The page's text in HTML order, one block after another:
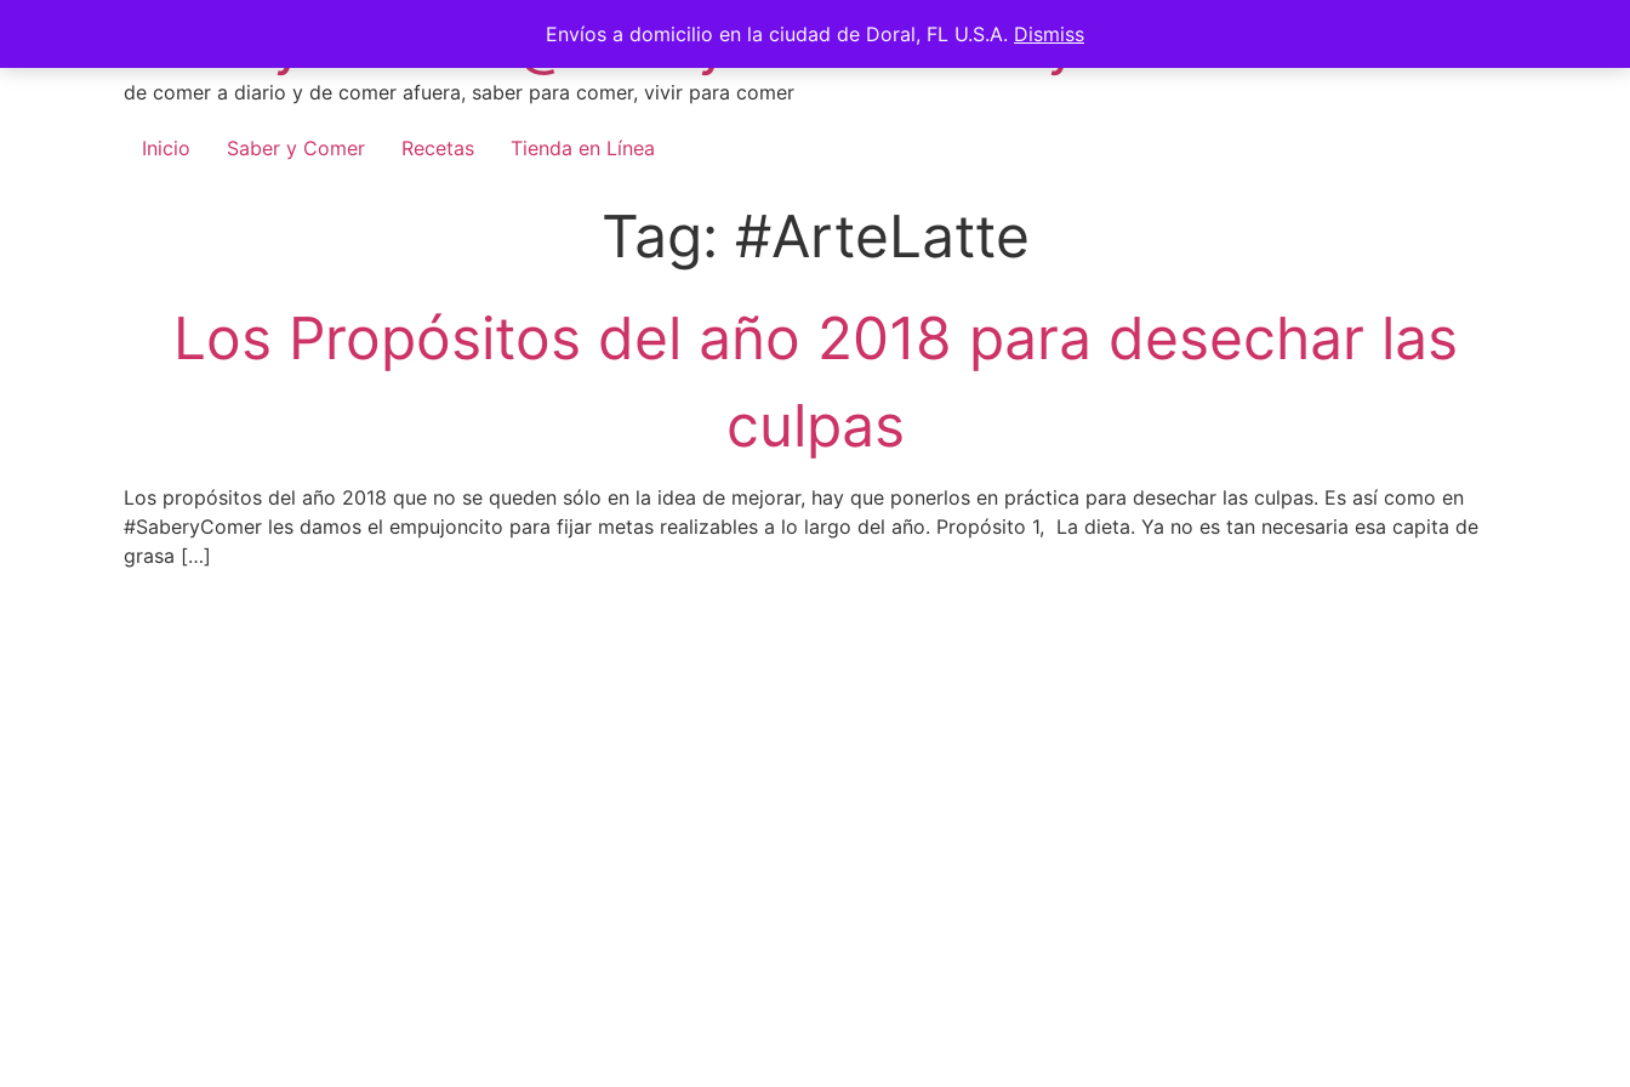
Envíos a domicilio en la ciudad de Doral, FL U.S.A. Dismiss
content
Saber y Comer - @saberycomer #saberycomer
de comer a diario y de comer afuera, saber para comer, vivir para comer
Inicio Saber y Comer Recetas Tienda en Línea
Tag: #ArteLatte
Los Propósitos del año 2018 para desechar las
culpas
Los propósitos del año 2018 que no se queden sólo en la idea de mejorar, hay que ponerlos en práctica para desechar las culpas. Es así como en
#SaberyComer les damos el empujoncito para fijar metas realizables a lo largo del año. Propósito 1, La dieta. Ya no es tan necesaria esa capita de
grasa […]